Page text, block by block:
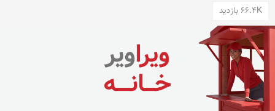
66.4K بازدید